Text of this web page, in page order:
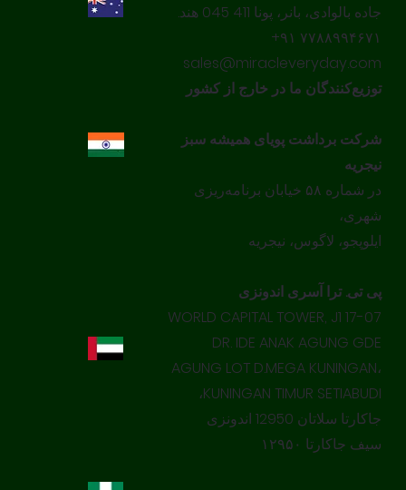
جاده بالوادی، بانر، پونا 411 045 هند.
‎+۹۱ ۷۷۸۸۹۹۴۶۷۱‎
sales@miracleveryday.com
توزیع‌کنندگان ما در خارج از کشور
شرکت برداشت پویای همیشه سبز
نیجریه
در شماره ۵۸ خیابان برنامه‌ریزی
شهری،
ایلوپجو، لاگوس، نیجریه
پی تی. ترا آسری اندونزی
17-07 WORLD CAPITAL TOWER, J1
DR. IDE ANAK AGUNG GDE
AGUNG LOT D.MEGA KUNINGAN،
KUNINGAN TIMUR SETIABUDI،
جاکارتا سلاتان 12950 اندونزی
سیف جاکارتا ۱۲۹۵۰